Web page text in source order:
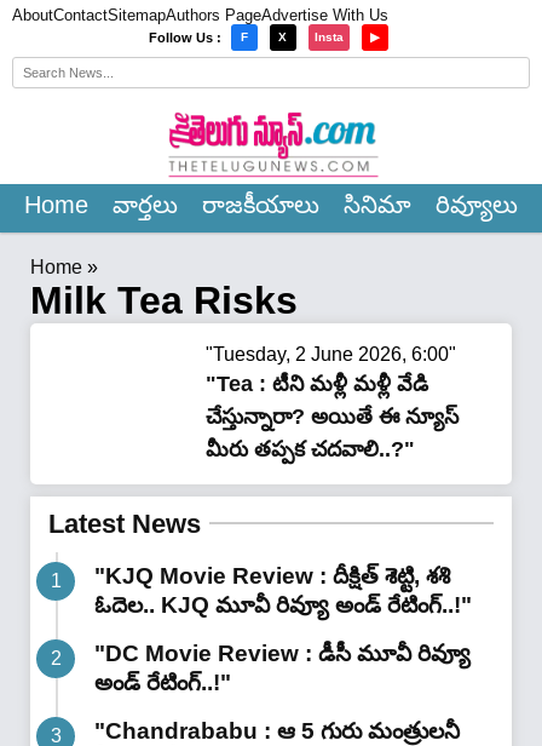
AboutContactSitemapAuthors PageAdvertise With Us
Follow Us : F X Insta ▶
Home వార్త‌లు రాజ‌కీయాలు సినిమా రివ్యూలు
Home »
Milk Tea Risks
"Tuesday, 2 June 2026, 6:00"
"Tea : టీని మళ్లీ మళ్లీ వేడి
చేస్తున్నారా? అయితే ఈ న్యూస్
మీరు త‌ప్ప‌క చ‌ద‌వాలి..?"
Latest News
"KJQ Movie Review : దీక్షిత్ శెట్టి, శశి
ఓదెల.. KJQ మూవీ రివ్యూ అండ్ రేటింగ్‌..!"
"DC Movie Review : డీసీ మూవీ రివ్యూ
అండ్ రేటింగ్‌..!"
"Chandrababu : ఆ 5 గురు మంత్రులనీ